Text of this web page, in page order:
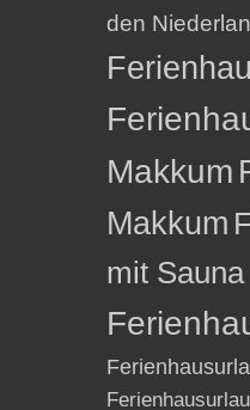
den
Makkum
Makkum
mit Sauna